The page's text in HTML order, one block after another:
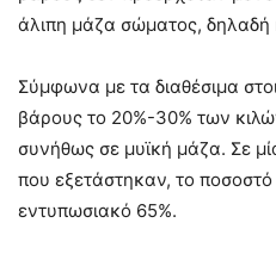
άλιπη μάζα σώματος, δηλαδή
Σύμφωνα με τα διαθέσιμα
βάρους το 20%-30% των
συνήθως σε μυϊκή μάζα. Σε
που εξετάστηκαν, το
εντυπωσιακό 65%.